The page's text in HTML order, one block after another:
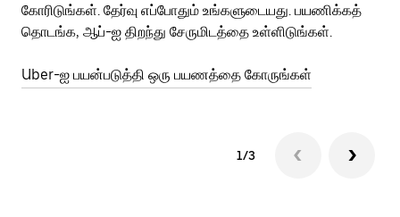
கோரிடுங்கள். தேர்வு எப்போதும் உங்களுடையது. பயணிக்கத்
தொடங்க, ஆப்-ஐ திறந்து சேருமிடத்தை உள்ளிடுங்கள்.
Uber-ஐ பயன்படுத்தி ஒரு பயணத்தை கோருங்கள்
1/3